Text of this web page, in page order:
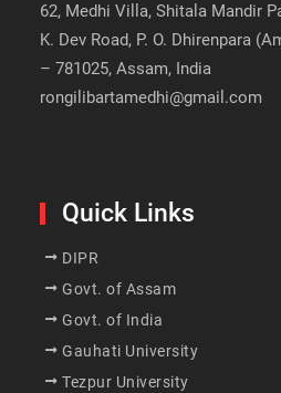
62, Medhi Villa, Shitala Mandir
K. Dev Road, P. O. Dhirenpara
– 781025, Assam, India
rongilibartamedhi@gmail.com
Quick Links
DIPR
Govt. of Assam
Govt. of India
Gauhati University
Tezpur University